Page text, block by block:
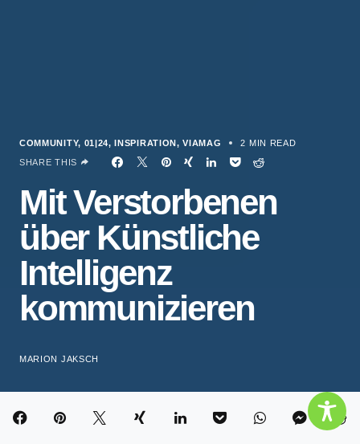
COMMUNITY 01|24 INSPIRATION VIAMAG
2 MIN READ
SHARE THIS
Mit Verstorbenen
über Künstliche
Intelligenz
kommunizieren
MARION JAKSCH